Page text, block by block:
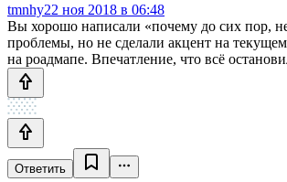
tmnhy22 ноя 2018 в 06:48
Вы хорошо написали «почему до сих пор,
проблемы, но не сделали акцент на
на роадмапе. Впечатление, что всё
Ответить